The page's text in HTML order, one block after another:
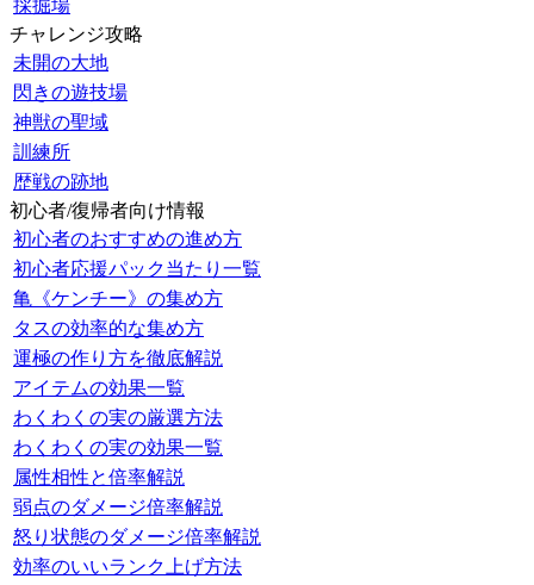
採掘場
チャレンジ攻略
未開の大地
閃きの遊技場
神獣の聖域
訓練所
歴戦の跡地
初心者/復帰者向け情報
初心者のおすすめの進め方
初心者応援パック当たり一覧
亀《ケンチー》の集め方
タスの効率的な集め方
運極の作り方を徹底解説
アイテムの効果一覧
わくわくの実の厳選方法
わくわくの実の効果一覧
属性相性と倍率解説
弱点のダメージ倍率解説
怒り状態のダメージ倍率解説
効率のいいランク上げ方法